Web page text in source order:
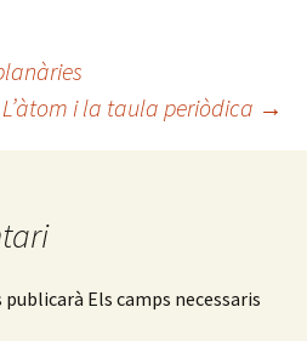
L’àtom i la taula periòdica →
publicarà Els camps necessaris